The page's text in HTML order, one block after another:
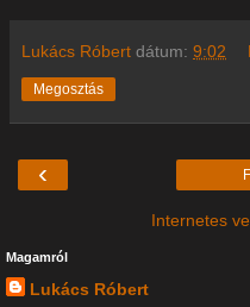
Lukács Róbert dátum: 9:02
Megosztás
‹
Internetes
Magamról
Lukács Róbert